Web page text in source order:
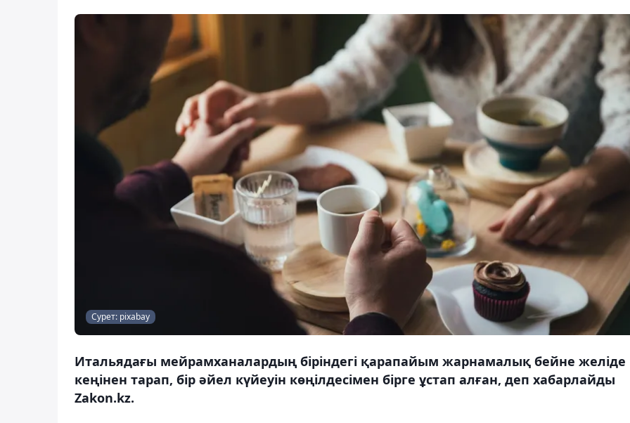
Сурет: pixabay
Итальядағы мейрамханалардың біріндегі қарапайым жарнамалық бейне желіде
кеңінен тарап, бір әйел күйеуін көңілдесімен бірге ұстап алған, деп хабарлайды
Zakon.kz.